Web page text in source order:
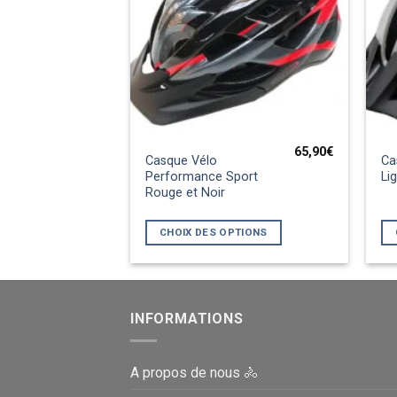
Casque Vélo
Performance Sport
Rouge et Noir
65,90€
CHOIX DES OPTIONS
Ce
produit
a
plusieurs
variations.
options
être
choisies
la
Ce
INFORMATIONS
A propos de nous 🚴